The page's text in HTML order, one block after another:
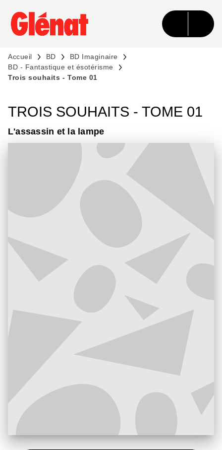
MENU RECHERCHE CONTENU
PIED DE PAGE
Accueil BD
BD Imaginaire
BD - Fantastique et ésotérisme
Trois souhaits - Tome 01
TROIS SOUHAITS - TOME 01
L'assassin et la lampe